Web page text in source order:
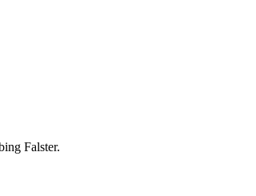
Falster.